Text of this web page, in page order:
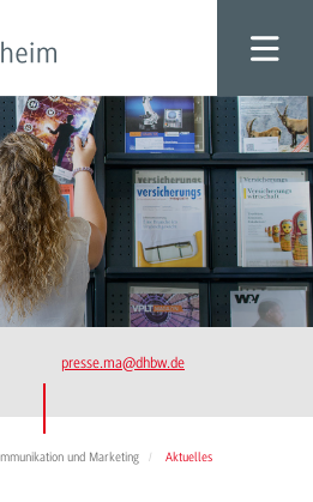
presse.ma@dhbw.de
und Marketing Aktuelles